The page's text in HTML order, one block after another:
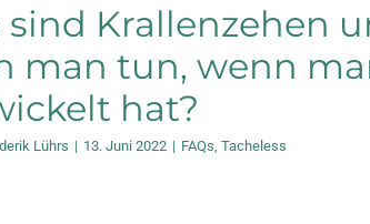
sind Krallenzehen
man tun, wenn
hat?
Lührs | 13. Juni 2022 | FAQs Tacheless